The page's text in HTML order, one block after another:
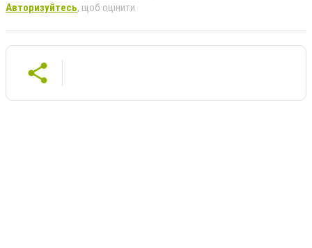
Авторизуйтесь, щоб оцінити